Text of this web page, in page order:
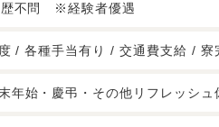
不問 ※経験者優遇
/ 各種手当有り / 交通費支給 / 寮
始・慶弔・その他リフレッシュ